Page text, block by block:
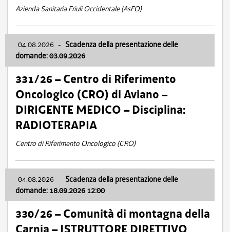
Azienda Sanitaria Friuli Occidentale (AsFO)
04.08.2026 - Scadenza della presentazione delle
domande: 03.09.2026
331/26 – Centro di Riferimento
Oncologico (CRO) di Aviano –
DIRIGENTE MEDICO – Disciplina:
RADIOTERAPIA
Centro di Riferimento Oncologico (CRO)
04.08.2026 - Scadenza della presentazione delle
domande: 18.09.2026 12:00
330/26 – Comunità di montagna della